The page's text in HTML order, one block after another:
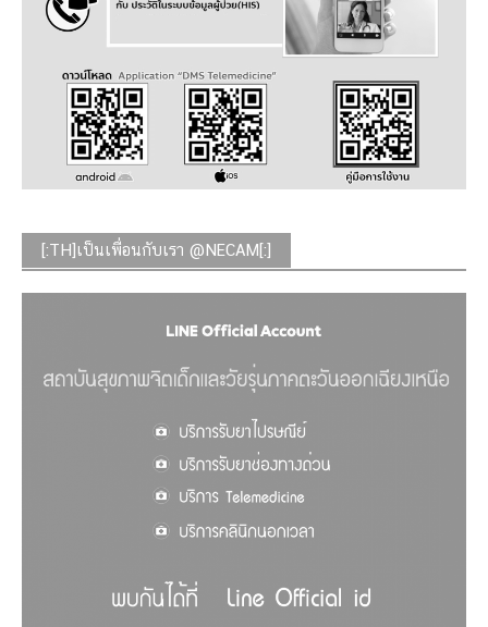
[:TH]เป็นเพื่อนกับเรา @NECAM[:]